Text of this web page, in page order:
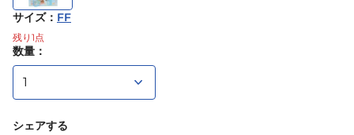
サイズ： FF
残り 1点
数量：
シェアする